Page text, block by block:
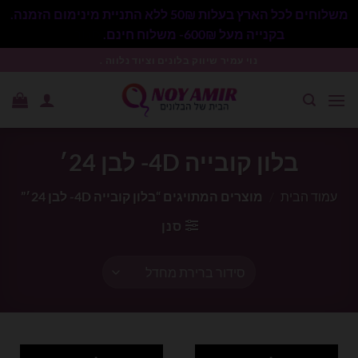
משלוחים לכל הארץ בעלות 50₪ ללא התניית מינימום הזמנה.
בקנייה מעל 600₪- משלוח חינם.
בלון קובייה 4D- לבן 24׳
עמוד הבית
מוצרים המתויגים “בלון קובייה 4D- לבן 24׳”
סנן